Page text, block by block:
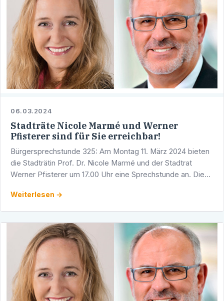
06.03.2024
Stadträte Nicole Marmé und Werner
Pfisterer sind für Sie erreichbar!
Bürgersprechstunde 325: Am Montag 11. März 2024 bieten
die Stadträtin Prof. Dr. Nicole Marmé und der Stadtrat
Werner Pfisterer um 17.00 Uhr eine Sprechstunde an. Diese
Weiterlesen →